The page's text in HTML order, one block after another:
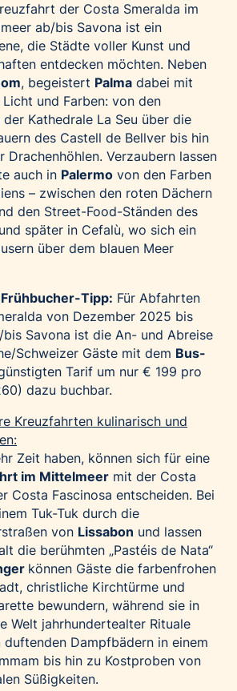
der Costa Smeralda im
ab/bis Savona ist ein
die Städte voller Kunst und
entdecken möchten. Neben
, begeistert Palma dabei mit
und Farben: von den
Kathedrale La Seu über die
des Castell de Bellver bis hin
Drachenhöhlen. Verzaubern lassen
auch in Palermo von den Farben
– zwischen den roten Dächern
den Street-Food-Ständen des
später in Cefalù, wo sich ein
über dem blauen Meer
Tipp: Für Abfahrten
von Dezember 2025 bis
Savona ist die An- und Abreise
Schweizer Gäste mit dem Bus-
Tarif um nur € 199 pro
dazu buchbar.
Kreuzfahrten kulinarisch und
Zeit haben, können sich für eine
im Mittelmeer mit der Costa
Costa Fascinosa entscheiden. Bei
Tuk-Tuk durch die
von Lissabon und lassen
die berühmten „Pastéis de Nata“
können Gäste die farbenfrohen
christliche Kirchtürme und
bewundern, während sie in
Welt jahrhundertealter Rituale
duftenden Dampfbädern in einem
bis hin zu Kostproben von
Süßigkeiten.